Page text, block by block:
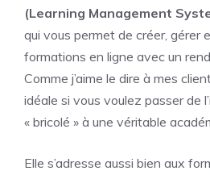
(Learning Management
qui vous permet de créer, gérer
formations en ligne avec un
Comme j’aime le dire à mes
idéale si vous voulez passer de
« bricolé » à une véritable
Elle s’adresse aussi bien aux